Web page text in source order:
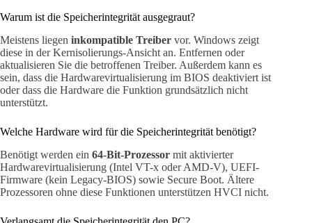
Warum ist die Speicherintegrität ausgegraut?
Meistens liegen inkompatible Treiber vor. Windows zeigt
diese in der Kernisolierungs-Ansicht an. Entfernen oder
aktualisieren Sie die betroffenen Treiber. Außerdem kann es
sein, dass die Hardwarevirtualisierung im BIOS deaktiviert ist
oder dass die Hardware die Funktion grundsätzlich nicht
unterstützt.
Welche Hardware wird für die Speicherintegrität benötigt?
Benötigt werden ein 64-Bit-Prozessor mit aktivierter
Hardwarevirtualisierung (Intel VT-x oder AMD-V), UEFI-
Firmware (kein Legacy-BIOS) sowie Secure Boot. Ältere
Prozessoren ohne diese Funktionen unterstützen HVCI nicht.